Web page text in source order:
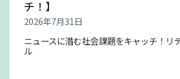
チ！】
2026年7月31日
ニュースに潜む社会課題をキャッチ！リ
ル